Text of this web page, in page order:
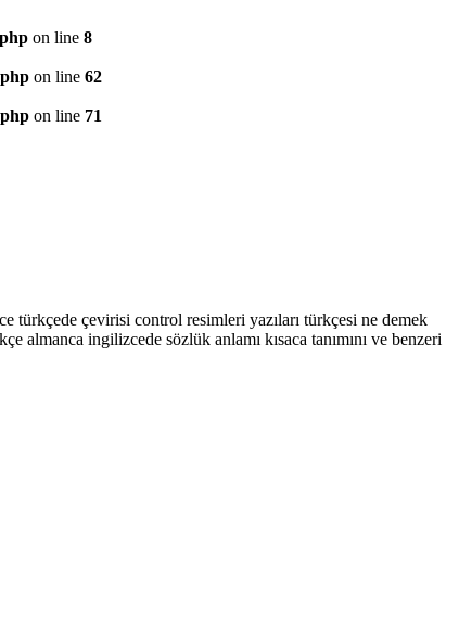
on line 8
on line 62
on line 71
çevirisi control resimleri yazıları türkçesi ne demek
almanca ingilizcede sözlük anlamı kısaca tanımını ve benzeri